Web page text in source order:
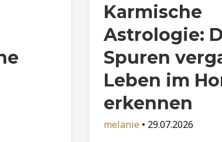
Karmische
Astrologie:
Spuren
Leben im
erkennen
melanie • 29.07.2026